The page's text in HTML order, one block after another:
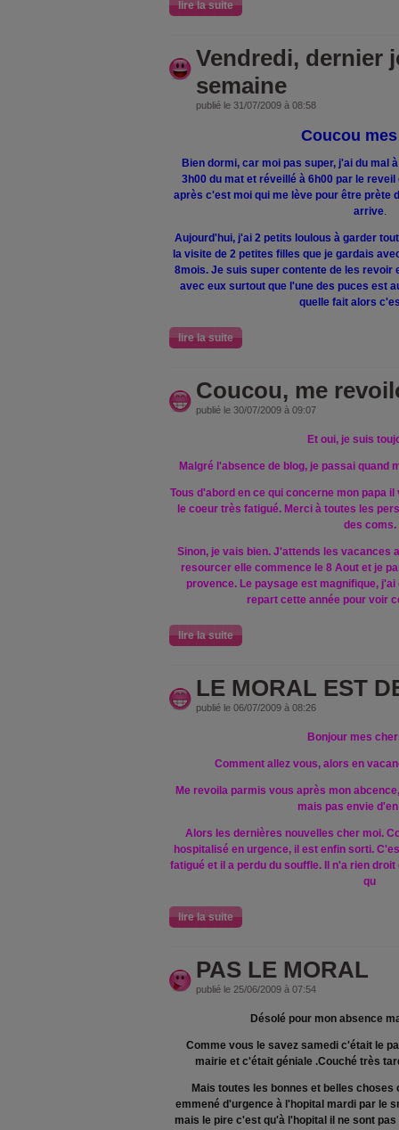
lire la suite
Vendredi, dernier
semaine
publié le 31/07/2009 à 08:58
Coucou
Bien dormi, car moi pas super, j'ai du mal
3h00 du mat et réveillé à 6h00 par le
après c'est moi qui me lève pour être prète
arrive.
Aujourd'hui, j'ai 2 petits loulous à garder
la visite de 2 petites filles que je gardais
8mois. Je suis super contente de les revoir
avec eux surtout que l'une des puces est
quelle fait alors
lire la suite
Coucou, me
publié le 30/07/2009 à 09:07
Et oui, je suis
Malgré l'absence de blog, je passai quand
Tous d'abord en ce qui concerne mon papa
le coeur très fatigué.Merci à toutes les
des coms.
Sinon, je vais bien. J'attends les vacances
resourcer elle commence le 8 Aout et je
provence. Le paysage est magnifique,
repart cette année pour voir
lire la suite
LE MORAL EST
publié le 06/07/2009 à 08:26
Bonjour mes
Comment allez vous, alors en
Me revoila parmis vous après mon
mais pas envie
Alors les dernières nouvelles cher moi.
hospitalisé en urgence, il est enfin sorti.
fatigué et il a perdu du souffle. Il n'a rien
qu
lire la suite
PAS LE MORAL
publié le 25/06/2009 à 07:54
Désolé pour mon absence
Comme vous le savez samedi c'était le
mairie et c'était géniale .Couché très
Mais toutes les bonnes et belles choses
emmené d'urgence à l'hopital mardi par le
mais le pire c'est qu'à l'hopital il ne sont